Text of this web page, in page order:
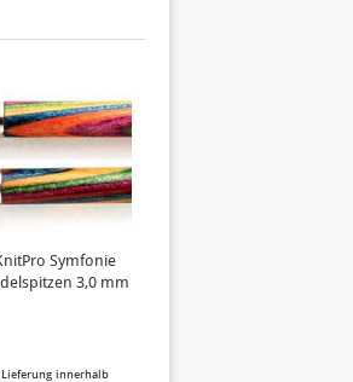
Symfonie
3,0 mm
innerhalb